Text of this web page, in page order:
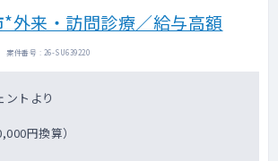
外来・訪問診療／給与高額
案件番号 : 26-SU639220
ントより
円換算）